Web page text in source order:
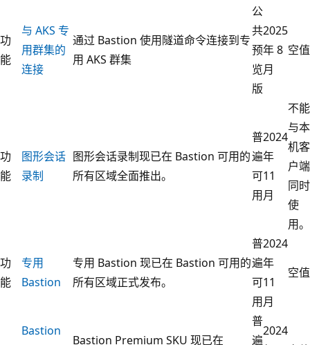
功
能
与 AKS 专
用群集的
连接
通过 Bastion 使用隧道命令连接到专
用 AKS 群集
公
共
预
览
版
2025
年 8
月
空值
功
能
图形会话
录制
图形会话录制现已在 Bastion 可用的
所有区域全面推出。
普
遍
可
用
2024
年
11
月
不能
与本
机客
户端
同时
使
用。
功
能
专用
Bastion
专用 Bastion 现已在 Bastion 可用的
所有区域正式发布。
普
遍
可
用
2024
年
11
月
空值
Bastion
Bastion Premium SKU 现已在
普
遍
2024